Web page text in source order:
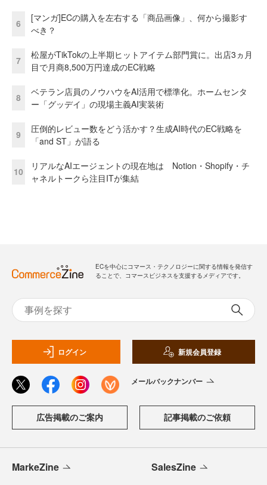
6
[マンガ]ECの購入を左右する「商品画像」、何から撮影す
べき？
7
松屋がTikTokの上半期ヒットアイテム部門賞に。出店3ヵ月
目で月商8,500万円達成のEC戦略
8
ベテラン店員のノウハウをAI活用で標準化。ホームセンタ
ー「グッデイ」の現場主義AI実装術
9
圧倒的レビュー数をどう活かす？生成AI時代のEC戦略を
「and ST」が語る
10
リアルなAIエージェントの現在地は Notion・Shopify・チ
ャネルトークら注目ITが集結
ECを中心にコマース・テクノロジーに関する情報を発信す
ることで、コマースビジネスを支援するメディアです。
ログイン 新規会員登録
メールバックナンバー
広告掲載のご案内 記事掲載のご依頼
MarkeZine SalesZine